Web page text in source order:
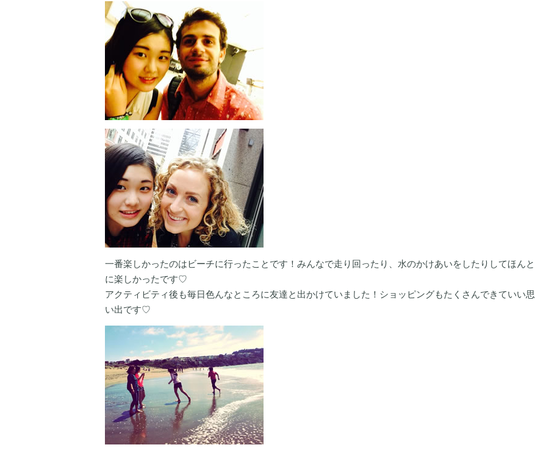
一番楽しかったのはビーチに行ったことです！みんなで走り回ったり、水のかけあいをしたりしてほんと
に楽しかったです♡
アクティビティ後も毎日色んなところに友達と出かけていました！ショッピングもたくさんできていい思
い出です♡